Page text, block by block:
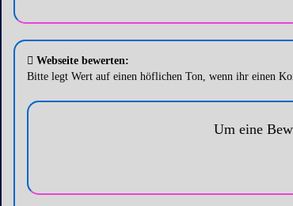
Webseite bewerten:
Bitte legt Wert auf einen höflichen Ton, wenn ihr einen
Um eine